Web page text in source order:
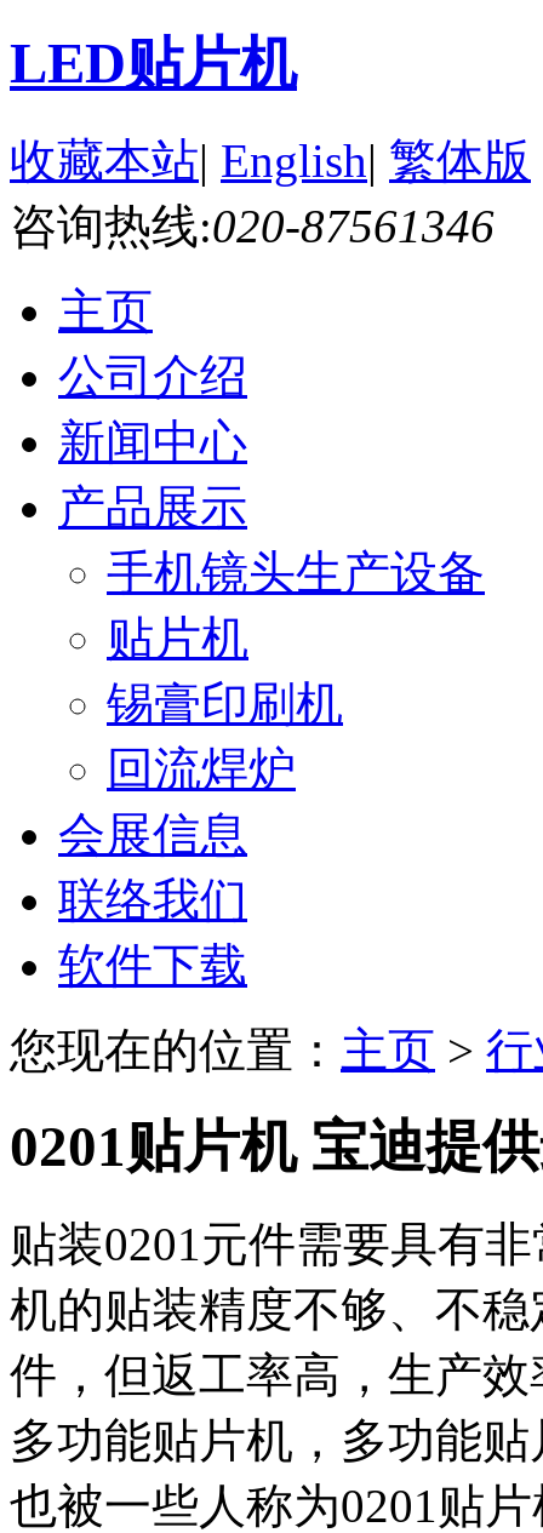
LED贴片机
收藏本站| English| 繁体版
咨询热线:020-87561346
主页
公司介绍
新闻中心
产品展示
手机镜头生产设备
贴片机
锡膏印刷机
回流焊炉
会展信息
联络我们
软件下载
您现在的位置： 主页 >
0201贴片机 宝迪提
贴装0201元件需要具有
机的贴装精度不够、不
件，但返工率高，生产
多功能贴片机，多功能
也被一些人称为0201贴